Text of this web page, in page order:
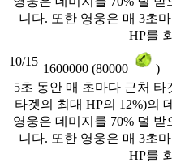
니다. 또한 영웅은 매 3초
HP를
10/15
1600000 (80000 )
5초 동안 매 초마다 근처 타
타겟의 최대 HP의 12%)의
영웅은 데미지를 70% 덜
니다. 또한 영웅은 매 3초
HP를